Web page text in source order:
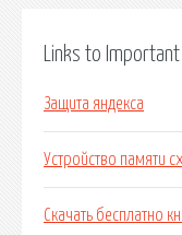
Links to
Защита яндекса
Устройство памяти
Скачать бесплатно